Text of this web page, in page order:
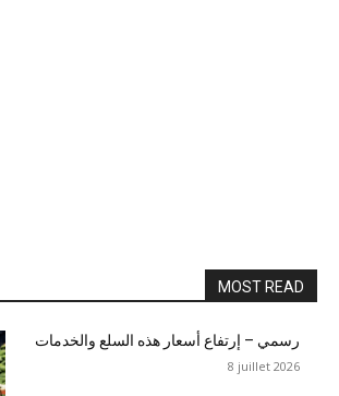
MOST READ
رسمي – إرتفاع أسعار هذه السلع والخدمات
8 juillet 2026